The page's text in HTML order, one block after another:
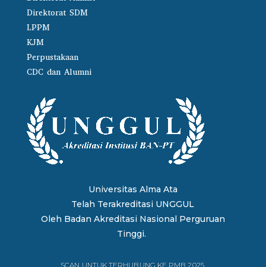
Direktorat SDM
LPPM
KJM
Perpustakaan
CDC dan Alumni
Universitas Alma Ata
Telah Terakreditasi UNGGUL
Oleh Badan Akreditasi Nasional Perguruan
Tinggi.
SCAN UNTUK TERHUBUNG KE PMB 2025